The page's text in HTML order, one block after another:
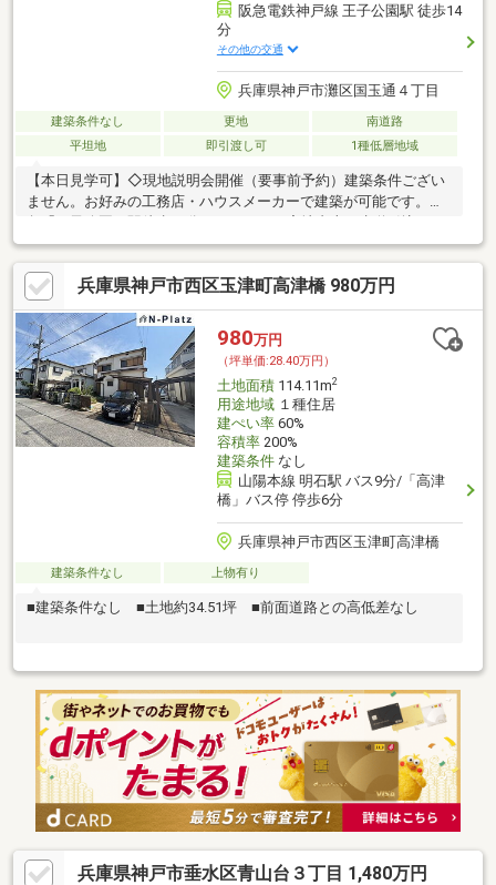
阪急電鉄神戸線 王子公園駅 徒歩14
分
その他の交通
兵庫県神戸市灘区国玉通４丁目
建築条件なし 更地
南道路
平坦地
即引渡し可 1種低層地域
【本日見学可】◇現地説明会開催（要事前予約）建築条件ござい
ません。お好みの工務店・ハウスメーカーで建築が可能です。阪
急「王子公園」駅徒歩14分になります。宅地内上下水道引込あ
り。建物参考プランあり。
兵庫県神戸市西区玉津町高津橋 980万円
980万円
（坪単価:28.40万円）
土地面積114.11m2
用途地域１種住居
建ぺい率60%
容積率200%
建築条件なし
山陽本線 明石駅 バス9分/「高津
橋」バス停 停歩6分
兵庫県神戸市西区玉津町高津橋
建築条件なし 上物有り
■建築条件なし ■土地約34.51坪 ■前面道路との高低差なし
兵庫県神戸市垂水区青山台３丁目 1,480万円